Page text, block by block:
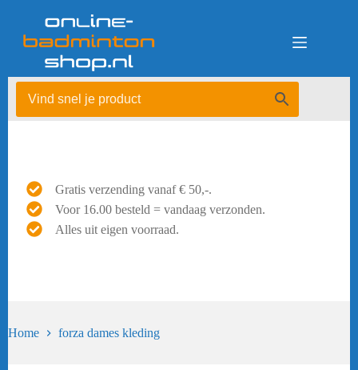
Gratis verzending vanaf € 50,-.
Voor 16.00 besteld = vandaag verzonden.
Alles uit eigen voorraad.
Home forza dames kleding